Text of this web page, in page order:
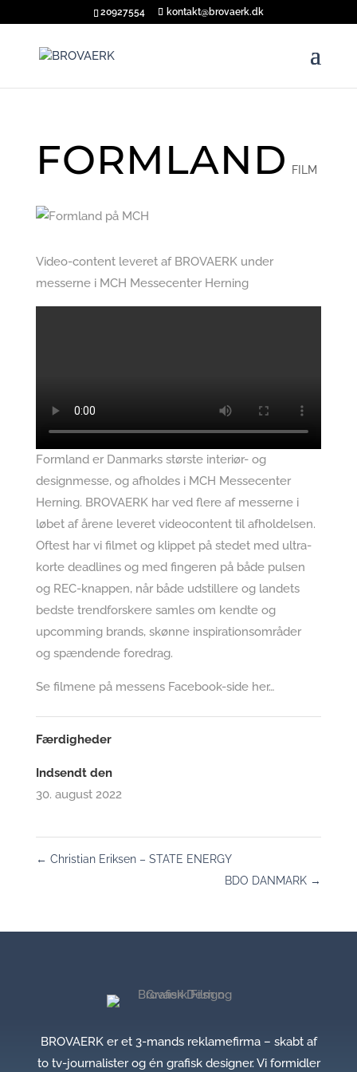
20927554 kontakt@brovaerk.dk
FORMLAND FILM
Video-content leveret af BROVAERK under
messerne i MCH Messecenter Herning
Formland er Danmarks største interiør- og
designmesse, og afholdes i MCH Messecenter
Herning. BROVAERK har ved flere af messerne i
løbet af årene leveret videocontent til afholdelsen.
Oftest har vi filmet og klippet på stedet med ultra-
korte deadlines og med fingeren på både pulsen
og REC-knappen, når både udstillere og landets
bedste trendforskere samles om kendte og
upcomming brands, skønne inspirationsområder
og spændende foredrag.
Se filmene på messens Facebook-side her…
Færdigheder
Indsendt den
30. august 2022
← Christian Eriksen – STATE ENERGY
BDO DANMARK →
BROVAERK er et 3-mands reklamefirma – skabt af
to tv-journalister og én grafisk designer. Vi formidler